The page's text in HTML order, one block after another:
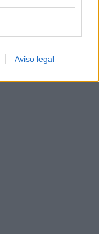
Aviso legal